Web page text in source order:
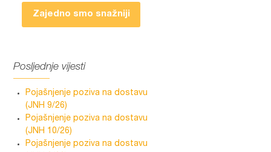
Zajedno smo snažniji
Posljednje vijesti
Pojašnjenje poziva na dostavu
(JNH 9/26)
Pojašnjenje poziva na dostavu
(JNH 10/26)
Pojašnjenje poziva na dostavu